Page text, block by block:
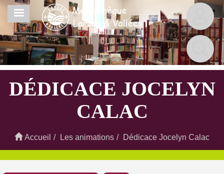
Aller
contenu
principal
MENU
DÉDICACE JOCELYN
CALAC
Accueil Les animations Dédicace Jocelyn Calac